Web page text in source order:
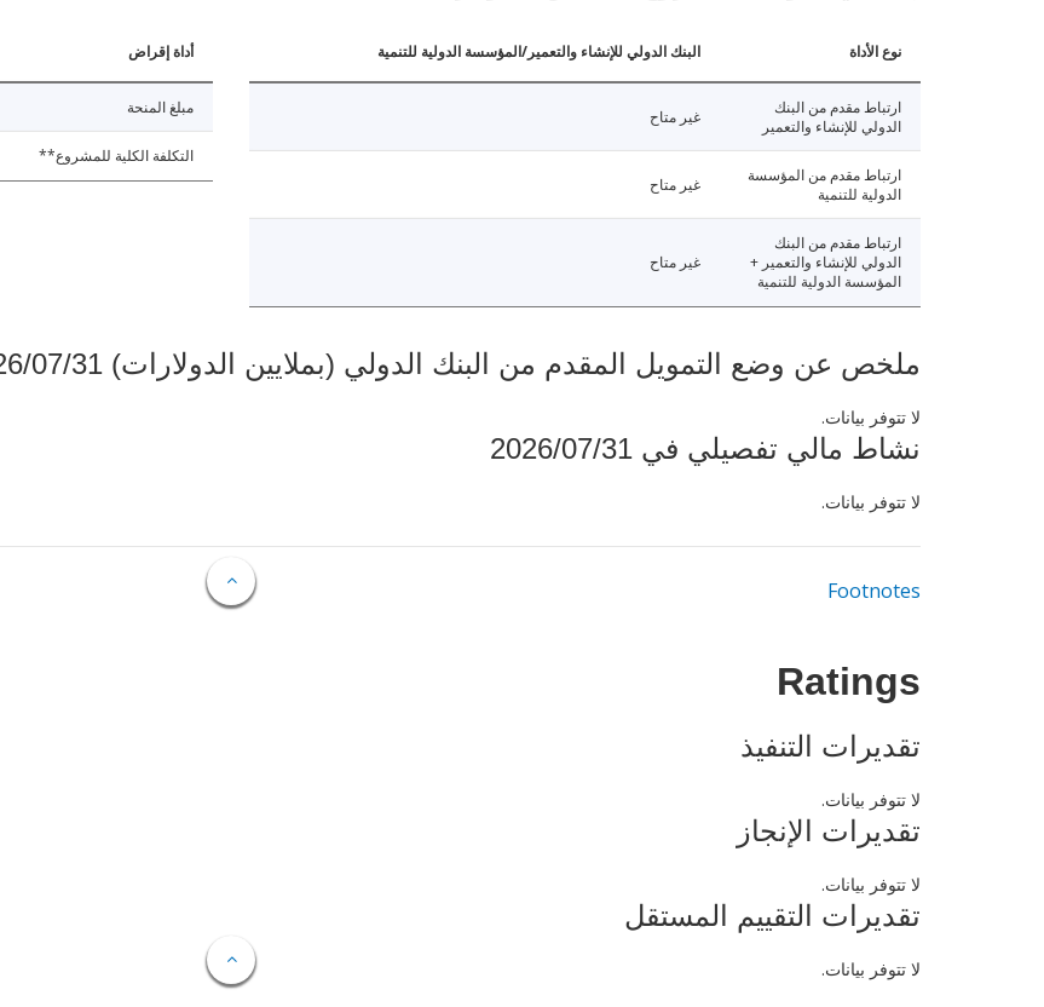
نوع الأداة البنك الدولي للإنشاء والتعمير/المؤسسة الدولية للتنمية
ارتباط مقدم من البنك
الدولي للإنشاء والتعمير
غير متاح
ارتباط مقدم من المؤسسة
الدولية للتنمية
غير متاح
ارتباط مقدم من البنك
الدولي للإنشاء والتعمير +
المؤسسة الدولية للتنمية
غير متاح
أداة إقراض
مبلغ المنحة
التكلفة الكلية للمشروع**
ملخص عن وضع التمويل المقدم من البنك الدولي (بملايين الدولارات) 2026/07/31
لا تتوفر بيانات.
نشاط مالي تفصيلي في 2026/07/31
لا تتوفر بيانات.
Footnotes
Ratings
تقديرات التنفيذ
لا تتوفر بيانات.
تقديرات الإنجاز
لا تتوفر بيانات.
تقديرات التقييم المستقل
لا تتوفر بيانات.